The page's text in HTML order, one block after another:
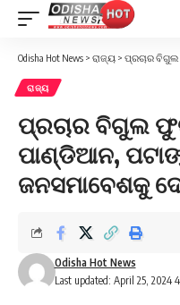
Odisha Hot News > ରାଜ୍ୟ > ପ୍ରଚାର ବିଗୁଲ
ରାଜ୍ୟ
ପ୍ରଚାର ବିଗୁଲ
ପାଣ୍ଡିଆନ,
ଜନସମାବେଶକୁ
Last updated: April 25, 2024
Odisha Hot News